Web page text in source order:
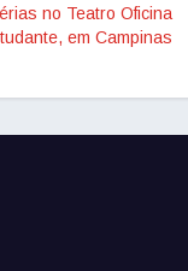
no Teatro Oficina
em Campinas